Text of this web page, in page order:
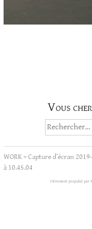
Vous
Rechercher :
WORK>Capture d’écran
à 10.45.04
Fièrement propulsé par